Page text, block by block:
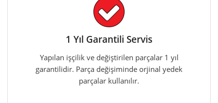
1 Yıl Garantili Servis
Yapılan işçilik ve değiştirilen parçalar 1 yıl
garantilidir. Parça değişiminde orjinal yedek
parçalar kullanılır.